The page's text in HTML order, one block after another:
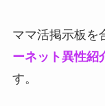
ママ活掲示板を
ーネット異性紹
す。